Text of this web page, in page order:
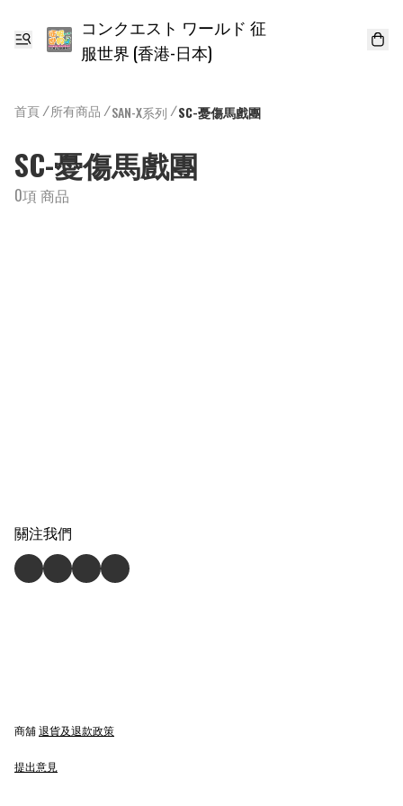
コンクエスト ワールド 征
服世界 (香港-日本)
首頁/所有商品 /SAN-X系列 /SC-憂傷馬戲團
SC-憂傷馬戲團
0項 商品
關注我們
商舖退貨及退款政策
提出意見